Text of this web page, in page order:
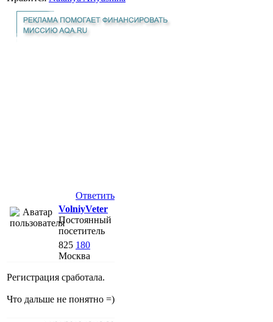
Ответить
VolniyVeter
Постоянный
посетитель
825 180
Москва
Регистрация сработала.
Что дальше не понятно =)